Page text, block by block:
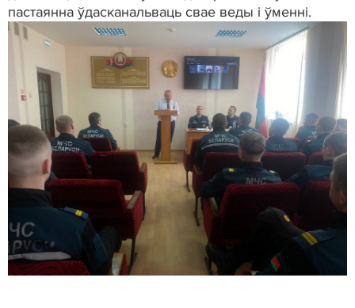
пастаянна ўдасканальваць свае веды і ўменні.